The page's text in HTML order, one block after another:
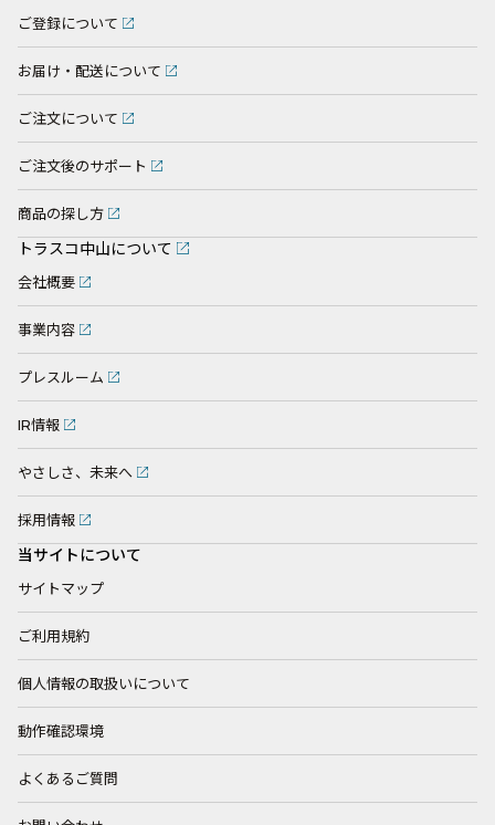
ご登録について
お届け・配送について
ご注文について
ご注文後のサポート
商品の探し方
トラスコ中山について
会社概要
事業内容
プレスルーム
IR情報
やさしさ、未来へ
採用情報
当サイトについて
サイトマップ
ご利用規約
個人情報の取扱いについて
動作確認環境
よくあるご質問